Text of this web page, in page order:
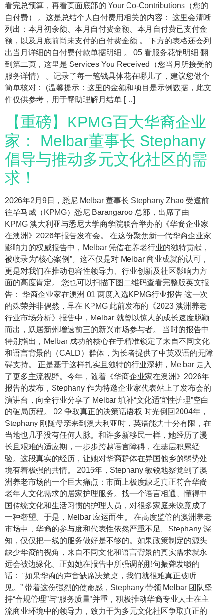
看完总预算，再看页面底部的 Your Co-Contributions（您的
自付费） 。这是总结个人自付费用相关的内容： 这里会清晰
列出：本月初余额、本月自付费金额、本月自付费已支付金
额，以及月底前尚未支付的自付费金额 。 下方的表格还会列
出当月详细的自付费付款单据明细 。 05 看服务花销明细 翻
到第二页，这里是 Services You Received（您当月所接受的
服务详情） 。记录了每一笔钱具体花在哪儿了，建议您做个
简单核对： (温馨提示：这里的金额和项目是示例数据，此文
件仅供参考，用于帮助理解月结单 […]
【重磅】KPMG百大华裔企业
家： Melbar董事长 Stephany
倡导与推动多元文化社区的需
求！
2026年2月9日，悉尼 Melbar 董事长 Stephany Zhao 受邀前
往毕马威（KPMG）悉尼 Barangaroo 总部，出席了由
KPMG 澳大利亚与悉尼大学商学院联合举办的《华裔企业家
在澳洲》2026年报告发布会。 在这份聚焦新一代华裔企业家
影响力的权威报告中，Melbar 凭借在养老行业的独特贡献，
被收录为“核心案例”。这不仅是对 Melbar 商业成就的认可，
更是对我们在推动包容性领导力、行业创新及社区影响力方
面的高度肯定。 您也可以扫描下图二维码查看完整版英文报
告： 华裔企业家在澳洲 01 两度入选KPMG行业报告 这一次
的殊荣并非偶然，早在 KPMG 此前发布的《2023 澳洲养老
行业市场分析》报告中，Melbar 就曾以惊人的成长速度脱颖
而出，跃居新州增速前三的新兴市场参与者。 当时的报告中
特别指出，Melbar 成功的核心在于精准锁定了来自不同文化
和语言背景的（CALD）群体，为长者提供了中英双语的无障
碍支持。 正是基于这样扎实且独特的行业深耕，Melbar 走入
了更多主流视野。今年，随着《华商企业家在澳洲》2026年
报告的发布，Stephany 作为特邀企业家代表站上了发布会的
演讲台，向全行业分享了 Melbar 填补“文化适宜性护理”空白
的破局历程。 02 争取真正的决策话语权 时光倒回2004年，
Stephany 刚随母亲来到澳大利亚时，英语能力十分有限，在
当地也几乎没有任何人脉。和许多新移民一样，她经历了漫
长且艰难的适应期，一步步跨越语言障碍，在基层积累经
验。这段真实的经历，让她对华裔群体在异国他乡的弱势处
境有着极强的共情。 2016年，Stephany 敏锐地察觉到了澳
洲养老市场的一个巨大痛点：市面上极度缺乏真正符合华裔
老年人文化需求的居家护理服务。找一个语言相通、懂得中
国传统文化和生活习惯的护理人员，对很多家庭来说竟成了
一种奢望。于是，Melbar 应运而生。 在高度监管的澳洲养老
市场中，华裔的参与度和代表性依然严重不足。Stephany 深
知，仅仅把一线的服务做好是不够的。如果政策制定的源头
缺少华裔的视角，来自不同文化和语言背景的真实需求就永
远会被边缘化。正如她在报告中所强调的那句振聋发聩的
话： “如果华裔的声音缺席决策桌，我们就很难真正被听
见。” 带着这份强烈的使命感，Stephany 带领 Melbar 团队坚
持“合规管理”与“服务质量”并重，积极推动华裔专业人士在主
流商业环境中的领导力，致力于为多元文化社区争取真正的